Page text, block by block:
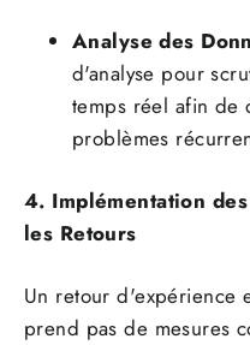
Analyse des
d'analyse pour
temps réel afin de
problèmes
4. Implémentation
les Retours
Un retour d'expérience
prend pas de mesures